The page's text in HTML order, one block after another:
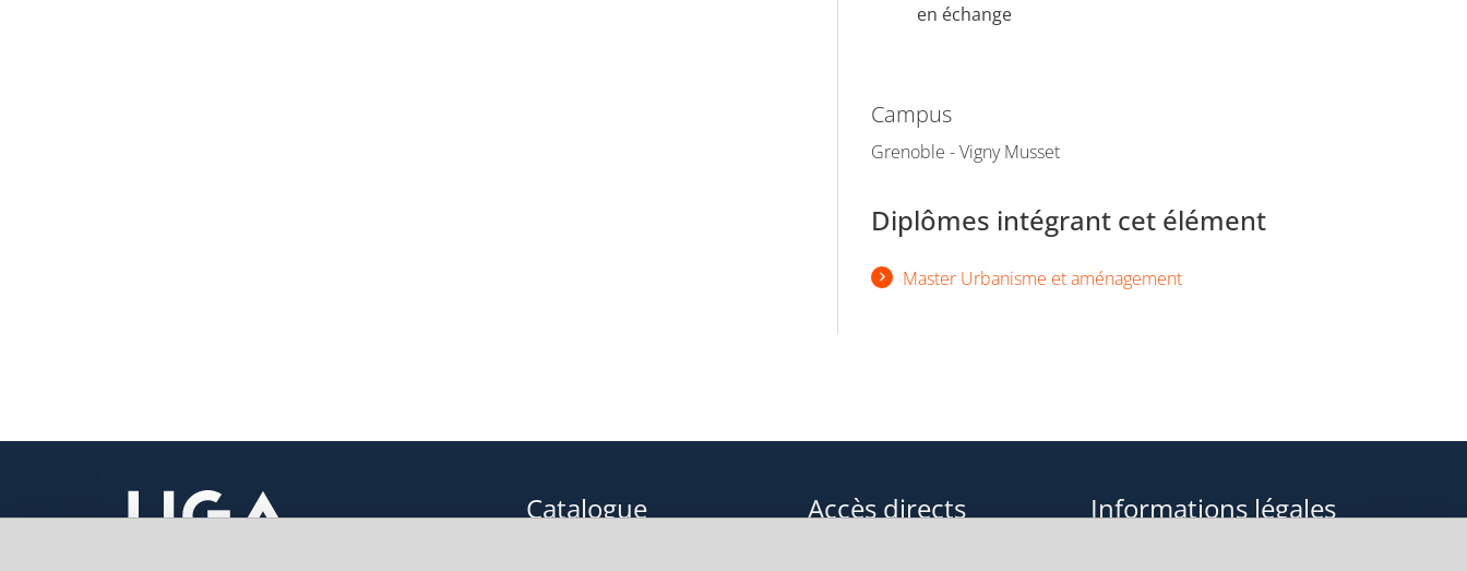
en échange
Campus
Grenoble - Vigny Musset
Diplômes intégrant cet élément
Master Urbanisme et aménagement
Catalogue Accès directs Informations légales